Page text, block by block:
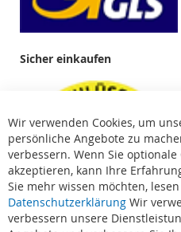
Sicher einkaufen
Wir verwenden Cookies, um
persönliche Angebote zu
verbessern. Wenn Sie
akzeptieren, kann Ihre
Sie mehr wissen möchten,
Datenschutzerklärung Wir
verbessern unsere